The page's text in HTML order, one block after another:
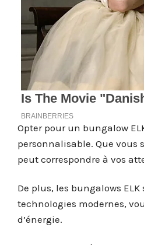
Opter pour un bungalow
personnalisable. Que
peut correspondre à vos
De plus, les bungalows
technologies modernes,
d’énergie.